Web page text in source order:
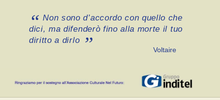
Non sono d’accordo con quello che
dici, ma difenderò fino alla morte il tuo
diritto a dirlo
Voltaire